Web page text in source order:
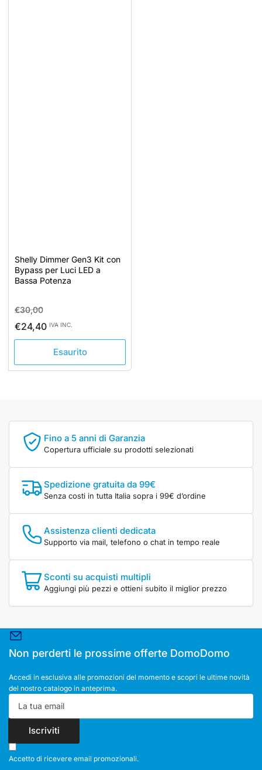
Shelly Dimmer Gen3 Kit con
Bypass per Luci LED a
Bassa Potenza
Prezzo
standard
€30,00Prezzo
di
€24,40 IVA INC.
Esaurito
Fino a 5 anni di Garanzia
Copertura ufficiale su prodotti selezionati
Spedizione gratuita da 99€
Senza costi in tutta Italia sopra i 99€ d’ordine
Assistenza clienti dedicata
Supporto via mail, telefono o chat in tempo reale
Sconti su acquisti multipli
Aggiungi più pezzi e ottieni subito il miglior prezzo
Non perderti le prossime offerte DomoDomo
Accedi in esclusiva alle promozioni del momento e scopri le ultime novità
del nostro catalogo in anteprima.
La
tua
email
Iscriviti
Accetto di ricevere email promozionali.